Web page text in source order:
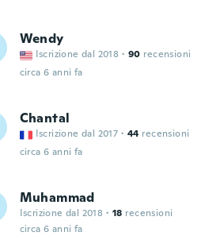
Wendy
Iscrizione dal 2018 · 90 recensioni
circa 6 anni fa
Chantal
Iscrizione dal 2017 · 44 recensioni
circa 6 anni fa
Muhammad
Iscrizione dal 2018 · 18 recensioni
circa 6 anni fa